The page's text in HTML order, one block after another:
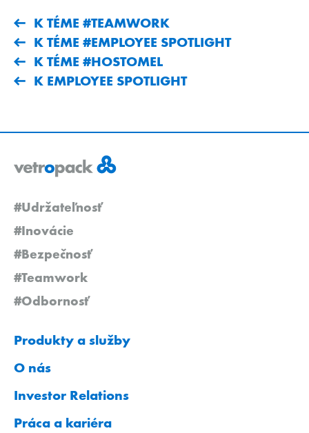
K TÉME #TEAMWORK
K TÉME #EMPLOYEE SPOTLIGHT
K TÉME #HOSTOMEL
K EMPLOYEE SPOTLIGHT
#Udržateľnosť
#Inovácie
#Bezpečnosť
#Teamwork
#Odbornosť
Produkty a služby
O nás
Investor Relations
Práca a kariéra